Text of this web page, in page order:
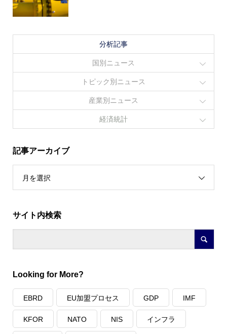
分析記事
国別ニュース
トピック別ニュース
産業別ニュース
経済統計
記事アーカイブ
月を選択
サイト内検索
Looking for More?
EBRD EU加盟プロセス GDP IMF
KFOR NATO NIS インフラ